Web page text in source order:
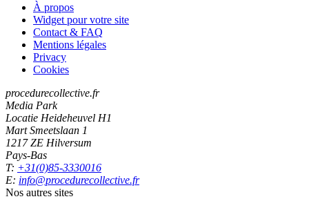
À propos
Widget pour votre site
Contact & FAQ
Mentions légales
Privacy
Cookies
procedurecollective.fr
Media Park
Locatie Heideheuvel H1
Mart Smeetslaan 1
1217 ZE Hilversum
Pays-Bas
T: +31(0)85-3330016
E: info@procedurecollective.fr
Nos autres sites